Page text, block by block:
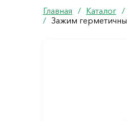
Главная / Каталог /
/ Зажим